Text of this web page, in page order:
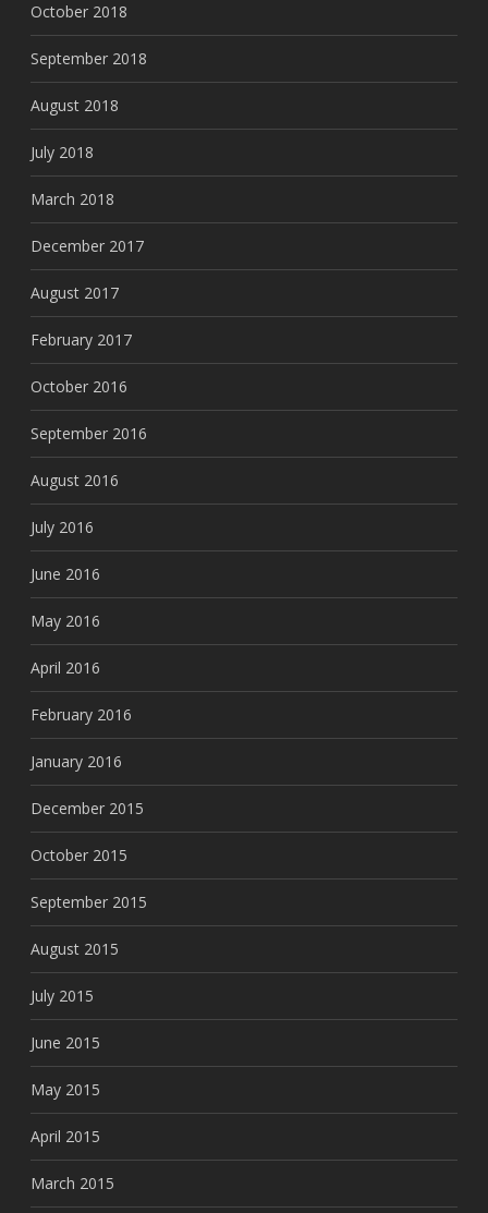
October 2018
September 2018
August 2018
July 2018
March 2018
December 2017
August 2017
February 2017
October 2016
September 2016
August 2016
July 2016
June 2016
May 2016
April 2016
February 2016
January 2016
December 2015
October 2015
September 2015
August 2015
July 2015
June 2015
May 2015
April 2015
March 2015